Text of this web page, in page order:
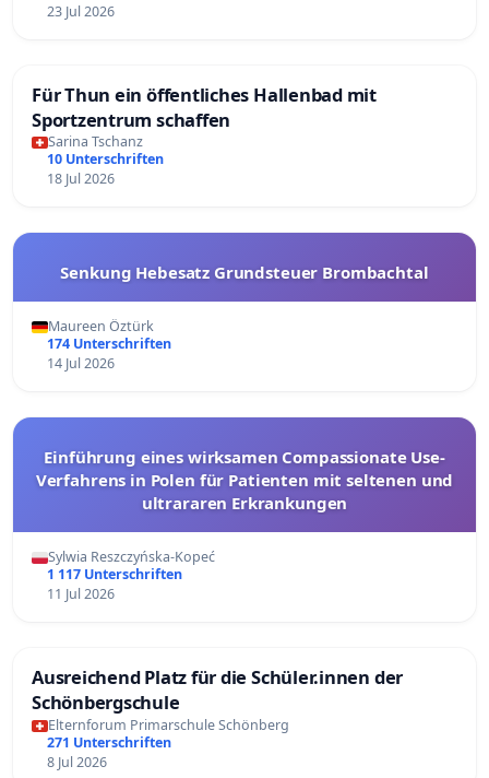
23 Jul 2026
Für Thun ein öffentliches Hallenbad mit
Sportzentrum schaffen
Sarina Tschanz
10 Unterschriften
18 Jul 2026
Senkung Hebesatz Grundsteuer Brombachtal
Maureen Öztürk
174 Unterschriften
14 Jul 2026
Einführung eines wirksamen Compassionate Use-
Verfahrens in Polen für Patienten mit seltenen und
ultrararen Erkrankungen
Sylwia Reszczyńska-Kopeć
1 117 Unterschriften
11 Jul 2026
Ausreichend Platz für die Schüler.innen der
Schönbergschule
Elternforum Primarschule Schönberg
271 Unterschriften
8 Jul 2026